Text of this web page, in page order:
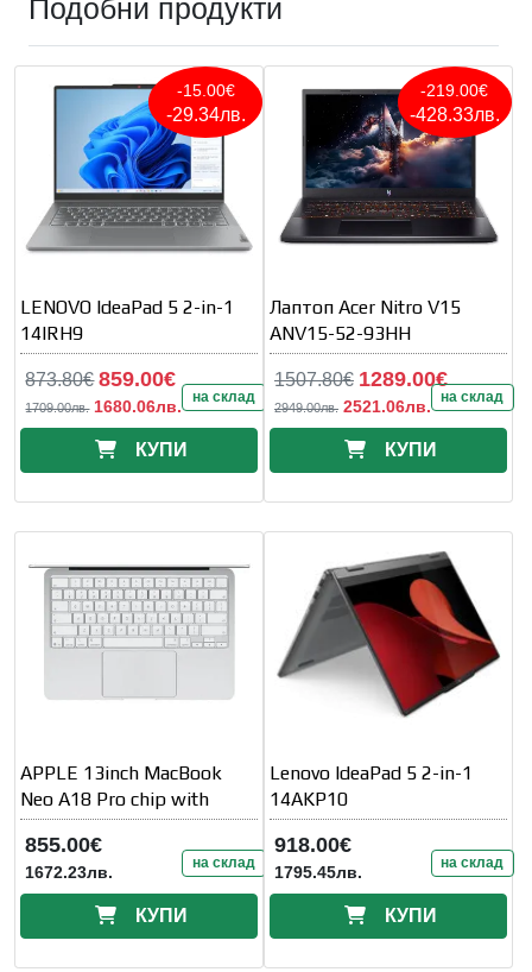
Подобни продукти
-15.00€
-29.34лв.
LENOVO IdeaPad 5 2-in-1
14IRH9
873.80€ 859.00€
1709.00лв. 1680.06лв. на склад
КУПИ
-219.00€
-428.33лв.
Лаптоп Acer Nitro V15
ANV15-52-93HH
1507.80€ 1289.00€
2949.00лв. 2521.06лв. на склад
КУПИ
APPLE 13inch MacBook
Neo A18 Pro chip with
855.00€
1672.23лв. на склад
КУПИ
Lenovo IdeaPad 5 2-in-1
14AKP10
918.00€
1795.45лв. на склад
КУПИ